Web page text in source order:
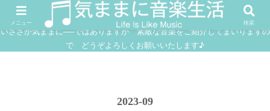
JAZZ SOUNDTRACK
いささか気ままに──ではありますが 素敵な音楽をご紹介してまいりますの
で どうぞよろしくお願いいたします♪
2023-09
メニュー 検索